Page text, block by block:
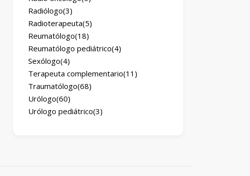
Radiólogo(3)
Radioterapeuta(5)
Reumatólogo(18)
Reumatólogo pediátrico(4)
Sexólogo(4)
Terapeuta complementario(11)
Traumatólogo(68)
Urólogo(60)
Urólogo pediátrico(3)